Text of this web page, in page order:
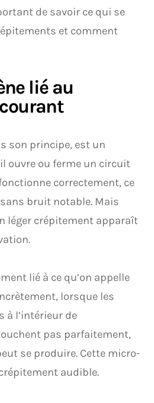
de savoir ce qui se
et comment
lié au
son principe, est un
ouvre ou ferme un circuit
correctement, ce
bruit notable. Mais
léger crépitement apparaît
lié à ce qu’on appelle
lorsque les
à l’intérieur de
pas parfaitement,
se produire. Cette micro-
audible.